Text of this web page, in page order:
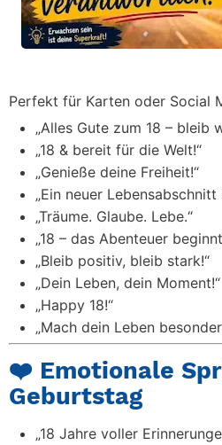
Perfekt für Karten oder Social
„Alles Gute zum 18 – bleib
„18 & bereit für die Welt!“
„Genieße deine Freiheit!“
„Ein neuer Lebensabschnitt
„Träume. Glaube. Lebe.“
„18 – das Abenteuer
„Bleib positiv, bleib stark!“
„Dein Leben, dein Moment!“
„Happy 18!“
„Mach dein Leben
❤️ Emotionale
Geburtstag
„18 Jahre voller